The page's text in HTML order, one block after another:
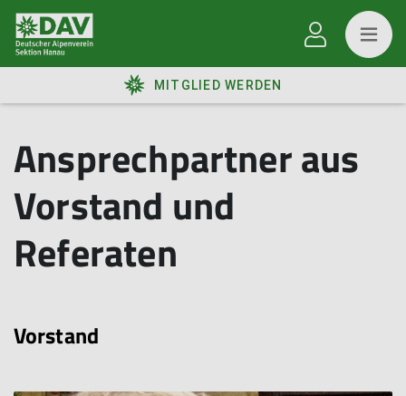
MITGLIED WERDEN
Ansprechpartner aus
Vorstand und
Referaten
Vorstand